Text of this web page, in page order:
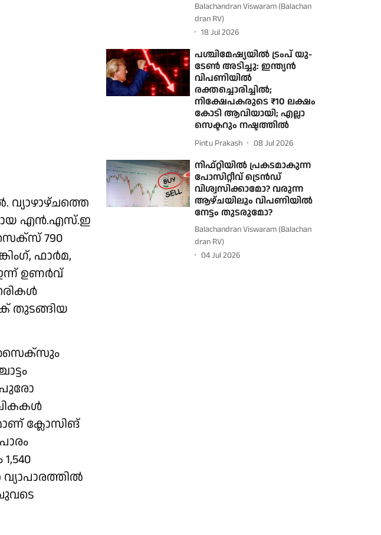
വ്യാഴാഴ്ചത്തെ
എൻ.എസ്.ഇ
790
ഫാർമ,
ഉണർവ്
തുടങ്ങിയ
പുരോ​
ക്ലോസിങ്
Balachandran Viswaram (Balachan
dran RV)
18 Jul 2026
പശ്ചിമേഷ്യയിൽ ട്രംപ് യു-‌
ടേൺ അടിച്ചു: ഇന്ത്യൻ
വിപണിയിൽ
രക്തച്ചൊരിച്ചിൽ;
നിക്ഷേപകരുടെ ₹10 ലക്ഷം
കോടി ആവിയായി; എല്ലാ
സെക്ടറും നഷ്ടത്തിൽ
Pintu Prakash 08 Jul 2026
നിഫ്റ്റിയിൽ പ്രകടമാകുന്ന
പോസിറ്റീവ് ട്രെൻഡ്
വിശ്വസിക്കാമോ? വരുന്ന
ആഴ്ചയിലും വിപണിയിൽ
നേട്ടം തുടരുമോ?
Balachandran Viswaram (Balachan
dran RV)
04 Jul 2026